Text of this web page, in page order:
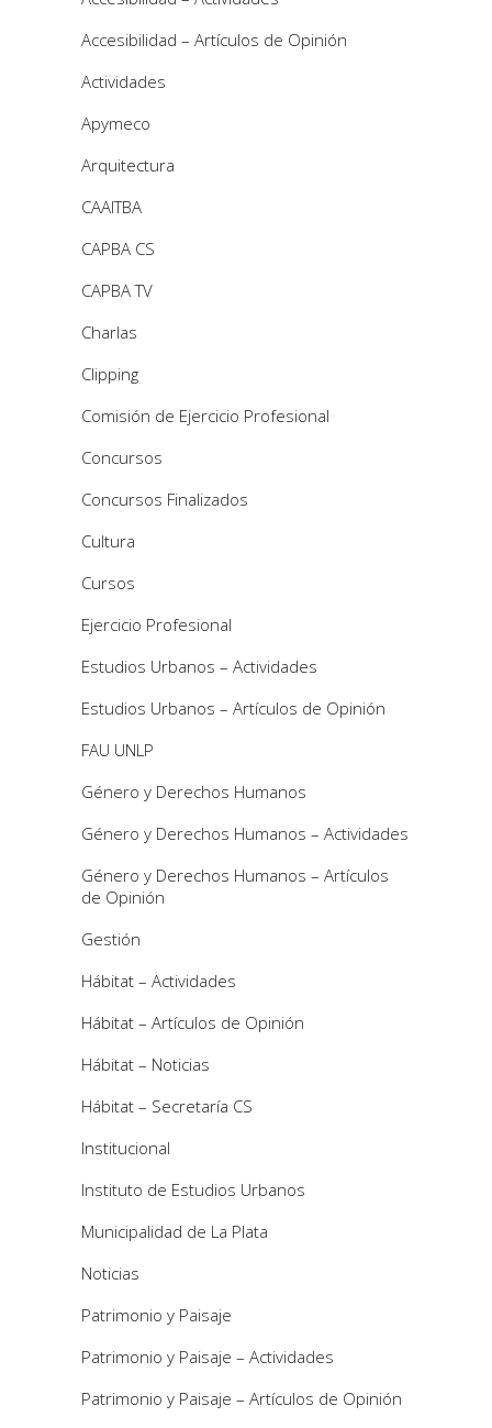
Accesibilidad – Artículos de Opinión
Actividades
Apymeco
Arquitectura
CAAITBA
CAPBA CS
CAPBA TV
Charlas
Clipping
Comisión de Ejercicio Profesional
Concursos
Concursos Finalizados
Cultura
Cursos
Ejercicio Profesional
Estudios Urbanos – Actividades
Estudios Urbanos – Artículos de Opinión
FAU UNLP
Género y Derechos Humanos
Género y Derechos Humanos – Actividades
Género y Derechos Humanos – Artículos
de Opinión
Gestión
Hábitat – Actividades
Hábitat – Artículos de Opinión
Hábitat – Noticias
Hábitat – Secretaría CS
Institucional
Instituto de Estudios Urbanos
Municipalidad de La Plata
Noticias
Patrimonio y Paisaje
Patrimonio y Paisaje – Actividades
Patrimonio y Paisaje – Artículos de Opinión